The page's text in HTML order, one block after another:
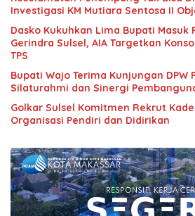
Investigasi KM Mutiara Sentosa II
Dasko Kukuhkan Lima Bupati Masuk
Gerindra Sulsel, AIA Targetkan
TPS
Bupati Wajo Terima Kunjungan DPW
Silaturahmi dan Sinergi
Golkar Sulsel Komitmen Rekrut
Organisasi Pendiri dan Didirikan